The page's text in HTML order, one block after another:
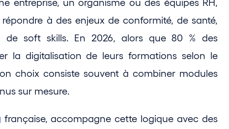
entreprise, un organisme ou des équipes RH,
à des enjeux de conformité, de santé,
de soft skills. En 2026, alors que 80 % des
choix consiste souvent à combiner modules
sur mesure.
française, accompagne cette logique avec des